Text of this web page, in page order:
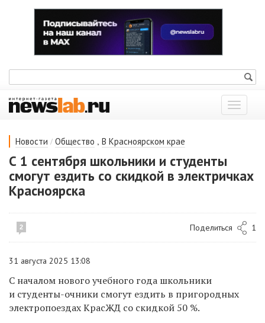
Показать
меню
Новости / Общество , В Красноярском крае
С 1 сентября школьники и студенты
смогут ездить со скидкой в электричках
Красноярска
2 Поделиться 1
31 августа 2025 13:08
С началом нового учебного года школьники
и студенты-очники смогут ездить в пригородных
электропоездах КрасЖД со скидкой 50 %.